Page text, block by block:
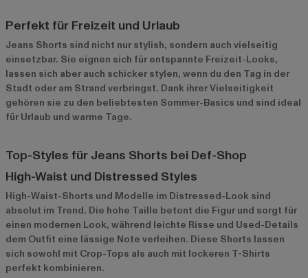
Perfekt für Freizeit und Urlaub
Jeans Shorts sind nicht nur stylish, sondern auch vielseitig
einsetzbar. Sie eignen sich für entspannte Freizeit-Looks,
lassen sich aber auch schicker stylen, wenn du den Tag in der
Stadt oder am Strand verbringst. Dank ihrer Vielseitigkeit
gehören sie zu den beliebtesten Sommer-Basics und sind ideal
für Urlaub und warme Tage.
Top-Styles für Jeans Shorts bei Def-Shop
High-Waist und Distressed Styles
High-Waist-Shorts und Modelle im Distressed-Look sind
absolut im Trend. Die hohe Taille betont die Figur und sorgt für
einen modernen Look, während leichte Risse und Used-Details
dem Outfit eine lässige Note verleihen. Diese Shorts lassen
sich sowohl mit Crop-Tops als auch mit lockeren T-Shirts
perfekt kombinieren.